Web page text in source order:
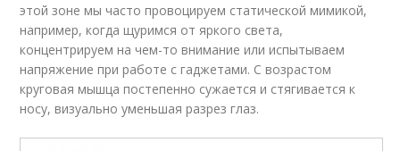
этой зоне мы часто провоцируем статической мимикой,
например, когда щуримся от яркого света,
концентрируем на чем-то внимание или испытываем
напряжение при работе с гаджетами. С возрастом
круговая мышца постепенно сужается и стягивается к
носу, визуально уменьшая разрез глаз.